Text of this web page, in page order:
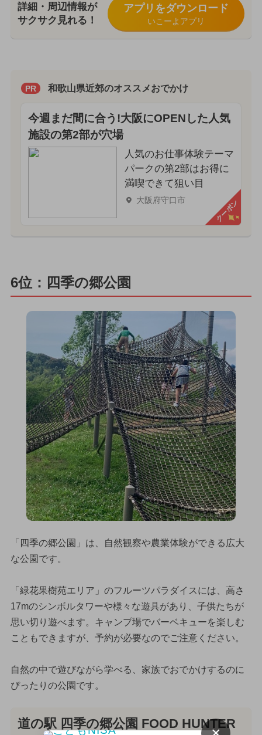
詳細・周辺情報が
サクサク見れる！
アプリをダウンロード
いこーよアプリ
PR 和歌山県近郊のオススメおでかけ
今週まだ間に合う!大阪にOPENした人気
施設の第2部が穴場
人気のお仕事体験テーマ
パークの第2部はお得に
満喫できて狙い目
大阪府守口市 クーポン
6位：四季の郷公園
「四季の郷公園」は、自然観察や農業体験ができる広大
な公園です。
「緑花果樹苑エリア」のフルーツパラダイスには、高さ
17mのシンボルタワーや様々な遊具があり、子供たちが
思い切り遊べます。キャンプ場でバーベキューを楽しむ
こともできますが、予約が必要なのでご注意ください。
自然の中で遊びながら学べる、家族でおでかけするのに
ぴったりの公園です。
道の駅 四季の郷公園 FOOD HUNTER